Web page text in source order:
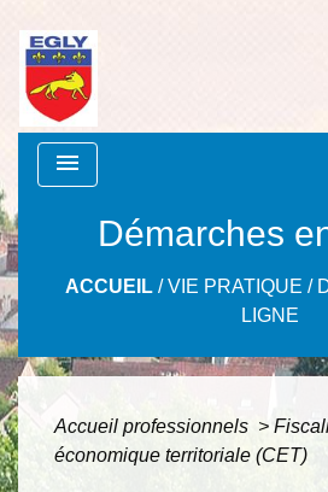
menu
Démarches
ACCUEIL/VIE PRATIQUE /
LIGNE
Accueil professionnels >
économique territoriale (CET)